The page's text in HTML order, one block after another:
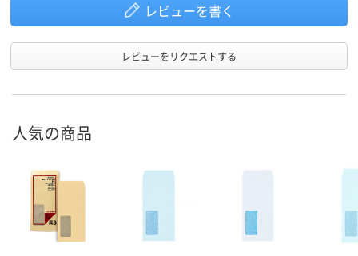
レビューを書く
レビューをリクエストする
人気の商品